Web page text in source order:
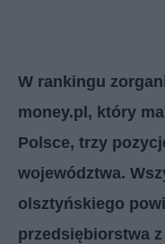
W rankingu
money.pl, który
Polsce, trzy
województwa.
olsztyńskiego
przedsiębiorstwa z